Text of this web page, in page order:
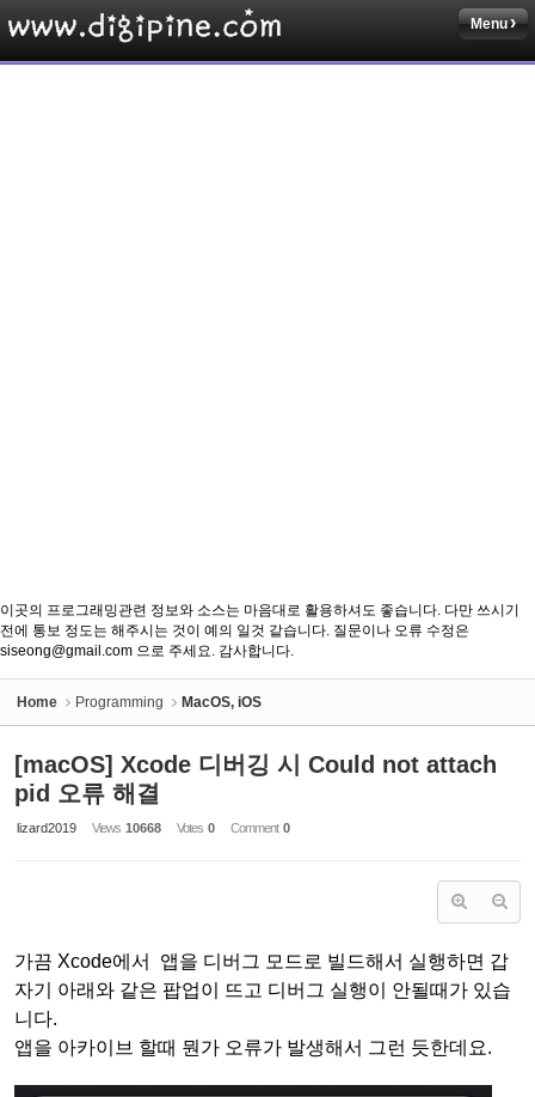
Menu
이곳의 프로그래밍관련 정보와 소스는 마음대로 활용하셔도 좋습니다. 다만 쓰시기
전에 통보 정도는 해주시는 것이 예의 일것 같습니다. 질문이나 오류 수정은
siseong@gmail.com 으로 주세요. 감사합니다.
Home Programming MacOS, iOS
[macOS] Xcode 디버깅 시 Could not attach
pid 오류 해결
lizard2019 Views 10668 Votes 0 Comment 0
가끔 Xcode에서 앱을 디버그 모드로 빌드해서 실행하면 갑
자기 아래와 같은 팝업이 뜨고 디버그 실행이 안될때가 있습
니다.
앱을 아카이브 할때 뭔가 오류가 발생해서 그런 듯한데요.
Sketchbook5, 스케치북5